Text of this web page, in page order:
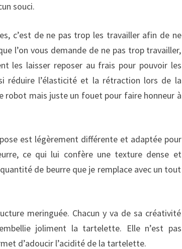
souci.
c’est de ne pas trop les travailler afin de ne
l’on vous demande de ne pas trop travailler,
les laisser reposer au frais pour pouvoir les
réduire l’élasticité et la rétraction lors de la
robot mais juste un fouet pour faire honneur à
est légèrement différente et adaptée pour
ce qui lui confère une texture dense et
de beurre que je remplace avec un tout
meringuée. Chacun y va de sa créativité
joliment la tartelette. Elle n’est pas
d’adoucir l’acidité de la tartelette.